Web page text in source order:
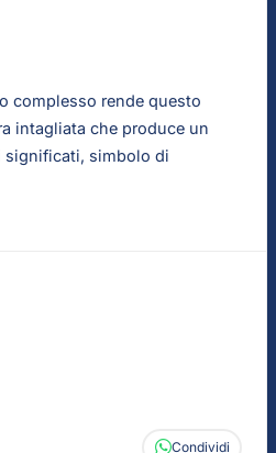
complesso rende questo
intagliata che produce un
significati, simbolo di
Condividi